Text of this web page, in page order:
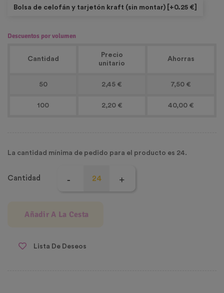
Bolsa de celofán y tarjetón kraft (sin montar) [+0.25 €]
Descuentos por volumen
Cantidad
Precio
unitario
Ahorras
50 2,45 € 7,50 €
100 2,20 € 40,00 €
La cantidad mínima de pedido para el producto es 24.
Cantidad
Añadir A La Cesta
Lista De Deseos